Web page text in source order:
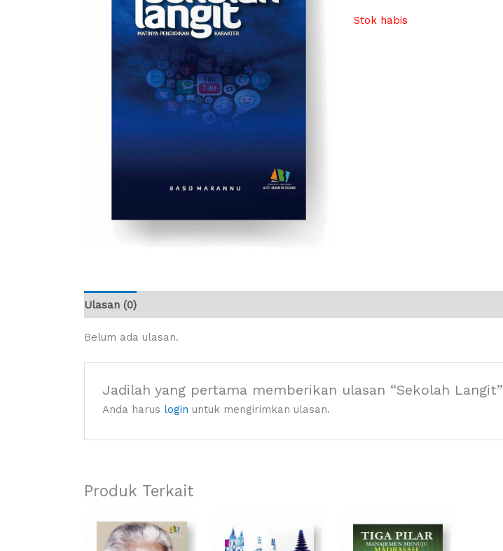
Stok habis
Ulasan (0)
Belum ada ulasan.
Jadilah yang pertama memberikan ulasan “Sekolah Langit”
Anda harus login untuk mengirimkan ulasan.
Produk Terkait